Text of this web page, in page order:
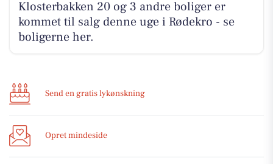
Klosterbakken 20 og 3 andre boliger er
kommet til salg denne uge i Rødekro - se
boligerne her.
Send en gratis lykønskning
Opret mindeside